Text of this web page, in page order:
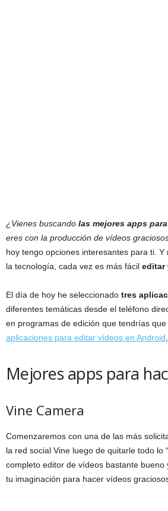
¿Vienes buscando las mejores apps
eres con la producción de vídeos
hoy tengo opciones interesantes para ti.
la tecnología, cada vez es más fácil editar
El día de hoy he seleccionado tres
diferentes temáticas desde el teléfono
en programas de edición que tendrías
aplicaciones para editar vídeos en Android
Mejores apps para
Vine Camera
Comenzaremos con una de las más
la red social Vine luego de quitarle todo lo “
completo editor de vídeos bastante
tu imaginación para hacer vídeos